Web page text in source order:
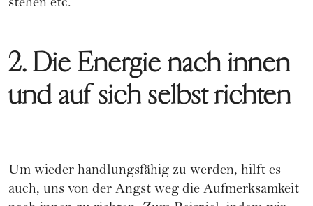
stehen etc.
2. Die Energie nach innen
und auf sich selbst richten
Um wieder handlungsfähig zu werden, hilft es
auch, uns von der Angst weg die Aufmerksamkeit